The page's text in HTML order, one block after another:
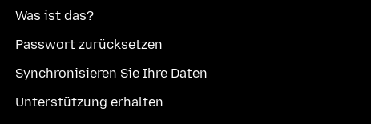
Was ist das?
Passwort zurücksetzen
Synchronisieren Sie Ihre Daten
Unterstützung erhalten